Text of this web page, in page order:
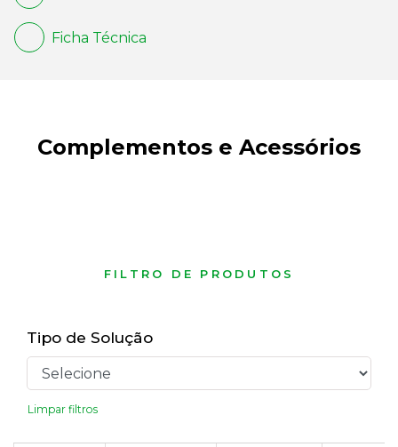
Ficha Técnica
Complementos e Acessórios
FILTRO DE PRODUTOS
Tipo de Solução
Limpar filtros